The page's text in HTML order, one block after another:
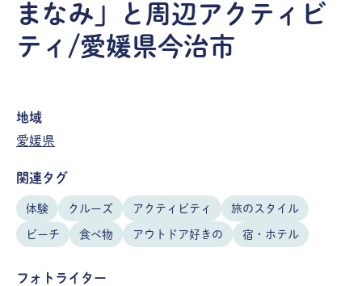
まなみ」と周辺アクティビ
ティ/愛媛県今治市
地域
愛媛県
関連タグ
体験 クルーズ アクティビティ 旅のスタイル
ビーチ 食べ物 アウトドア好きの 宿・ホテル
フォトライター